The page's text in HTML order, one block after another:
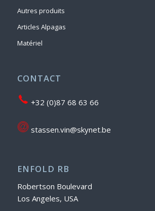
Autres produits
Articles Alpagas
Matériel
CONTACT
+32 (0)87 68 63 66
stassen.vin@skynet.be
ENFOLD RB
Robertson Boulevard
Los Angeles, USA